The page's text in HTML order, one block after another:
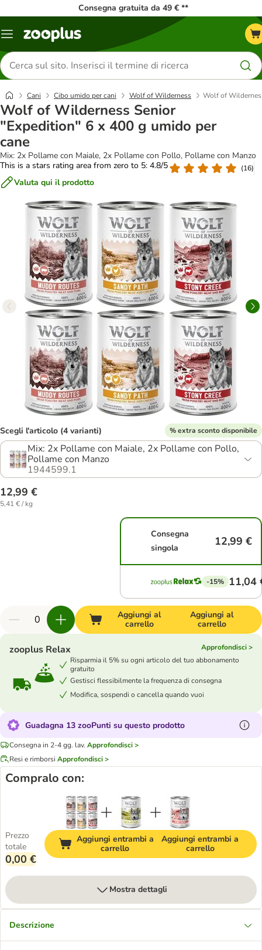
Consegna gratuita da 49 € **
Overview
Cerca
prodotti
Cani Cibo umido per cani Wolf of Wilderness Wolf of
Wolf of Wilderness Senior
"Expedition" 6 x 400 g umido per
cane
Mix: 2x Pollame con Maiale, 2x Pollame con Pollo, Pollame con Manzo
This is a stars rating area from zero to 5: 4.8/5
(16)
Valuta qui il prodotto
Scegli l'articolo (4 varianti) % extra sconto disponibile
Mix: 2x Pollame con Maiale, 2x Pollame con Pollo,
Pollame con Manzo
1944599.1
12,99 €
5,41 € / kg
Consegna
singola
12,99 €
-15% 11,04
Aggiungi al
carrello
Aggiungi al
carrello
zooplus Relax
Approfondisci >
Risparmia il 5% su ogni articolo del tuo abbonamento
gratuito
Gestisci flessibilmente la frequenza di consegna
Modifica, sospendi o cancella quando vuoi
Guadagna 13 zooPunti su questo prodotto
Consegna in 2-4 gg. lav. Approfondisci >
Resi e rimborsi Approfondisci >
Compralo con:
Prezzo
totale
0,00 €
Aggiungi entrambi a
carrello
Aggiungi entrambi a
carrello
Mostra dettagli
Descrizione